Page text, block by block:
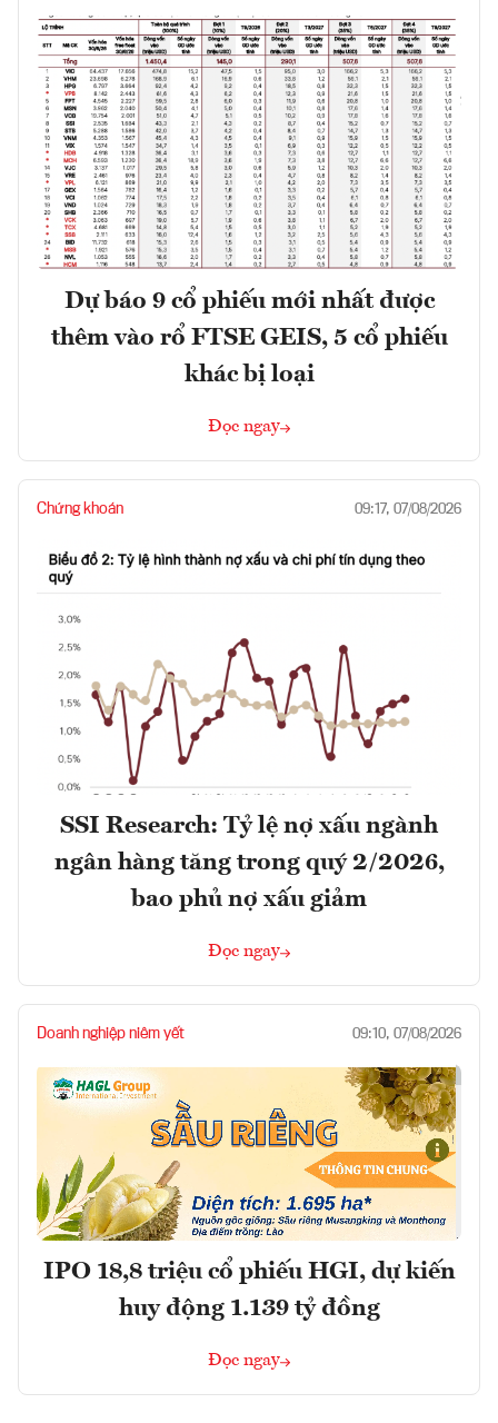
Dự báo 9 cổ phiếu mới nhất được
thêm vào rổ FTSE GEIS, 5 cổ phiếu
khác bị loại
Đọc ngay
Chứng khoán 09:17, 07/08/2026
SSI Research: Tỷ lệ nợ xấu ngành
ngân hàng tăng trong quý 2/2026,
bao phủ nợ xấu giảm
Đọc ngay
Doanh nghiệp niêm yết 09:10, 07/08/2026
IPO 18,8 triệu cổ phiếu HGI, dự kiến
huy động 1.139 tỷ đồng
Đọc ngay